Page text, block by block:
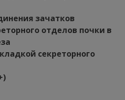
зачатков
отделов почки в
секреторного